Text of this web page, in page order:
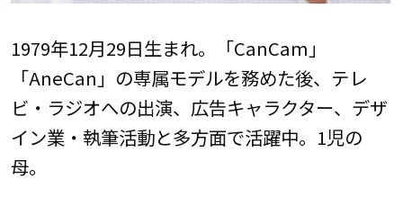
1979年12月29日生まれ。「CanCam」
「AneCan」の専属モデルを務めた後、テレ
ビ・ラジオへの出演、広告キャラクター、デザ
イン業・執筆活動と多方面で活躍中。1児の
母。